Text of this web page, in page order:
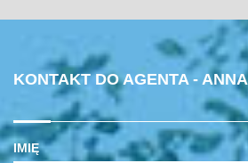
KONTAKT DO AGENTA - ANNA
IMIĘ